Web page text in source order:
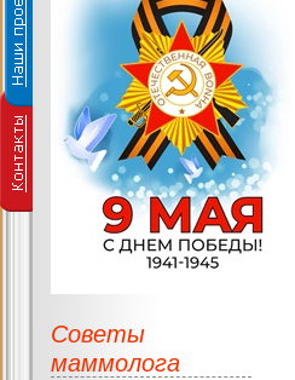
Советы
маммолога